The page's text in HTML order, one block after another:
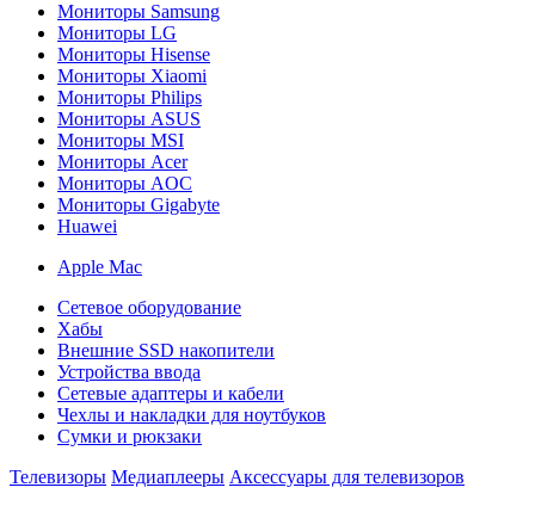
Мониторы Samsung
Мониторы LG
Мониторы Hisense
Мониторы Xiaomi
Мониторы Philips
Мониторы ASUS
Мониторы MSI
Мониторы Acer
Мониторы AOC
Мониторы Gigabyte
Huawei
Apple Mac
Сетевое оборудование
Хабы
Внешние SSD накопители
Устройства ввода
Сетевые адаптеры и кабели
Чехлы и накладки для ноутбуков
Сумки и рюкзаки
Телевизоры Медиаплееры Аксессуары для телевизоров